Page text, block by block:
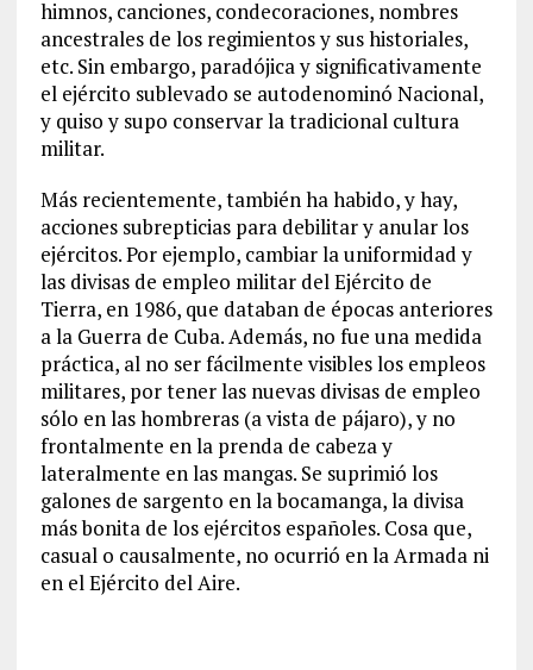
himnos, canciones, condecoraciones, nombres
ancestrales de los regimientos y sus historiales,
etc. Sin embargo, paradójica y significativamente
el ejército sublevado se autodenominó Nacional,
y quiso y supo conservar la tradicional cultura
militar.
Más recientemente, también ha habido, y hay,
acciones subrepticias para debilitar y anular los
ejércitos. Por ejemplo, cambiar la uniformidad y
las divisas de empleo militar del Ejército de
Tierra, en 1986, que databan de épocas anteriores
a la Guerra de Cuba. Además, no fue una medida
práctica, al no ser fácilmente visibles los empleos
militares, por tener las nuevas divisas de empleo
sólo en las hombreras (a vista de pájaro), y no
frontalmente en la prenda de cabeza y
lateralmente en las mangas. Se suprimió los
galones de sargento en la bocamanga, la divisa
más bonita de los ejércitos españoles. Cosa que,
casual o causalmente, no ocurrió en la Armada ni
en el Ejército del Aire.